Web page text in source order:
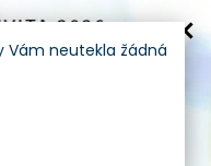
Vám neutekla žádná